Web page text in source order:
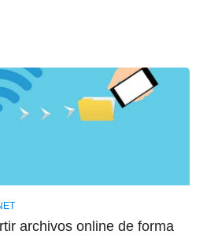
archivos online de forma